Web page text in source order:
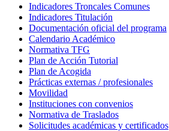
Indicadores Troncales Comunes
Indicadores Titulación
Documentación oficial del programa
Calendario Académico
Normativa TFG
Plan de Acción Tutorial
Plan de Acogida
Prácticas externas / profesionales
Movilidad
Instituciones con convenios
Normativa de Traslados
Solicitudes académicas y certificados